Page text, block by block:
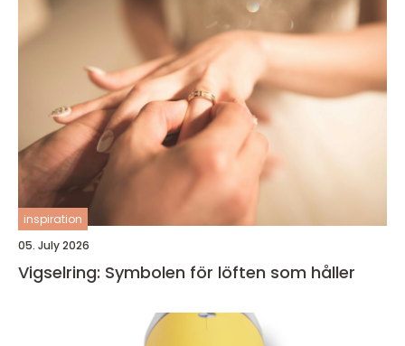
inspiration
05. July 2026
Vigselring: Symbolen för löften som håller